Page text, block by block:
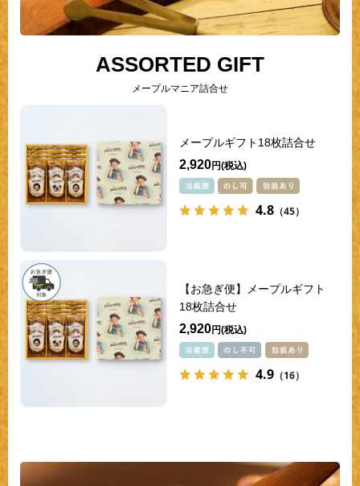
ASSORTED GIFT
メープルマニア詰合せ
メープルギフト18枚詰合せ
2,920円
4.8 （45）
【お急ぎ便】メープルギフト
18枚詰合せ
2,920円
4.9 （16）